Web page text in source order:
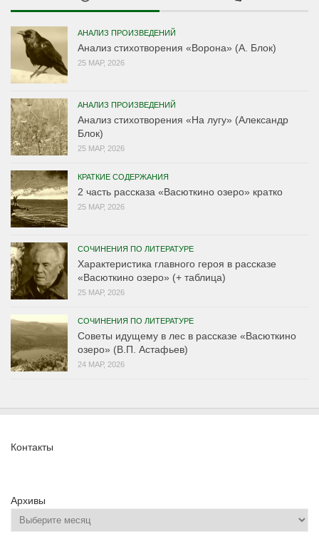
АНАЛИЗ ПРОИЗВЕДЕНИЙ
Анализ стихотворения «Ворона» (А. Блок)
25 МАР, 2026
АНАЛИЗ ПРОИЗВЕДЕНИЙ
Анализ стихотворения «На лугу» (Александр
Блок)
25 МАР, 2026
КРАТКИЕ СОДЕРЖАНИЯ
2 часть рассказа «Васюткино озеро» кратко
25 МАР, 2026
СОЧИНЕНИЯ ПО ЛИТЕРАТУРЕ
Характеристика главного героя в рассказе
«Васюткино озеро» (+ таблица)
25 МАР, 2026
СОЧИНЕНИЯ ПО ЛИТЕРАТУРЕ
Советы идущему в лес в рассказе «Васюткино
озеро» (В.П. Астафьев)
24 МАР, 2026
Контакты
Архивы